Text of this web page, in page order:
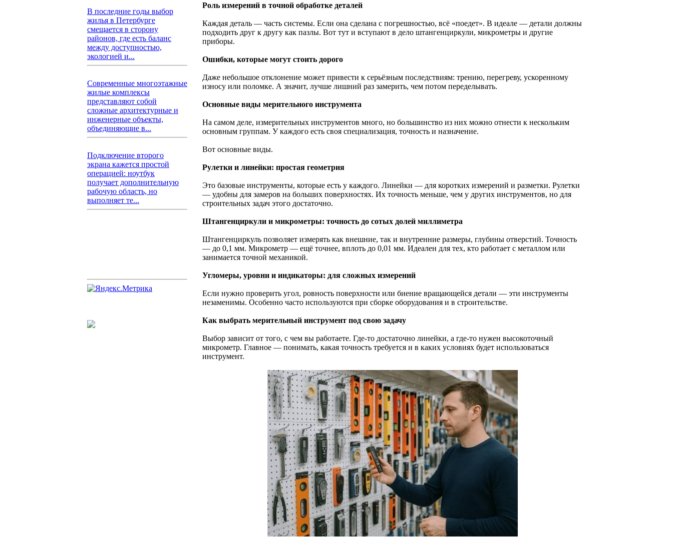
В последние годы выбор
жилья в Петербурге
смещается в сторону
районов, где есть баланс
между доступностью,
экологией и...
Современные многоэтажные
жилые комплексы
представляют собой
сложные архитектурные и
инженерные объекты,
объединяющие в...
Подключение второго
экрана кажется простой
операцией: ноутбук
получает дополнительную
рабочую область, но
выполняет те...
Роль измерений в точной обработке деталей
Каждая деталь — часть системы. Если она сделана с погрешностью, всё «поедет». В идеале — детали должны
подходить друг к другу как пазлы. Вот тут и вступают в дело штангенциркули, микрометры и другие
приборы.
Ошибки, которые могут стоить дорого
Даже небольшое отклонение может привести к серьёзным последствиям: трению, перегреву, ускоренному
износу или поломке. А значит, лучше лишний раз замерить, чем потом переделывать.
Основные виды мерительного инструмента
На самом деле, измерительных инструментов много, но большинство из них можно отнести к нескольким
основным группам. У каждого есть своя специализация, точность и назначение.
Вот основные виды.
Рулетки и линейки: простая геометрия
Это базовые инструменты, которые есть у каждого. Линейки — для коротких измерений и разметки. Рулетки
— удобны для замеров на больших поверхностях. Их точность меньше, чем у других инструментов, но для
строительных задач этого достаточно.
Штангенциркули и микрометры: точность до сотых долей миллиметра
Штангенциркуль позволяет измерять как внешние, так и внутренние размеры, глубины отверстий. Точность
— до 0,1 мм. Микрометр — ещё точнее, вплоть до 0,01 мм. Идеален для тех, кто работает с металлом или
занимается точной механикой.
Угломеры, уровни и индикаторы: для сложных измерений
Если нужно проверить угол, ровность поверхности или биение вращающейся детали — эти инструменты
незаменимы. Особенно часто используются при сборке оборудования и в строительстве.
Как выбрать мерительный инструмент под свою задачу
Выбор зависит от того, с чем вы работаете. Где-то достаточно линейки, а где-то нужен высокоточный
микрометр. Главное — понимать, какая точность требуется и в каких условиях будет использоваться
инструмент.